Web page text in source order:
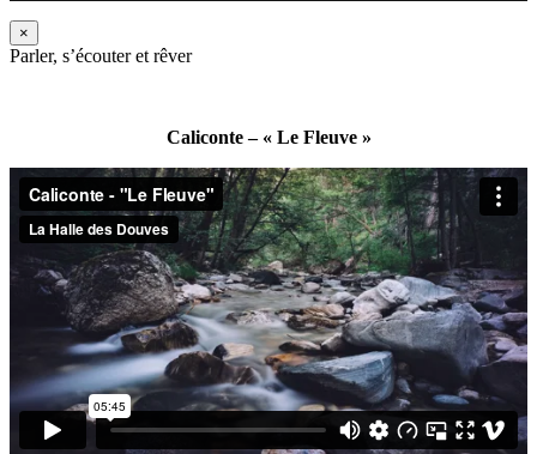
×
Parler, s’écouter et rêver
Caliconte – « Le Fleuve »